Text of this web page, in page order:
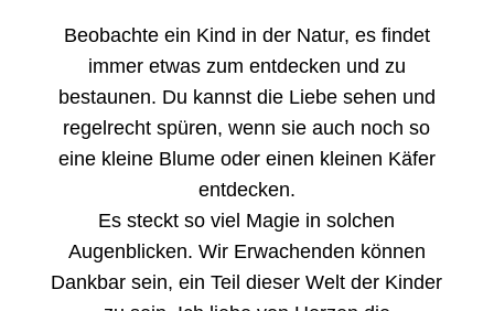
Beobachte ein Kind in der Natur, es findet
immer etwas zum entdecken und zu
bestaunen. Du kannst die Liebe sehen und
regelrecht spüren, wenn sie auch noch so
eine kleine Blume oder einen kleinen Käfer
entdecken.
Es steckt so viel Magie in solchen
Augenblicken. Wir Erwachenden können
Dankbar sein, ein Teil dieser Welt der Kinder